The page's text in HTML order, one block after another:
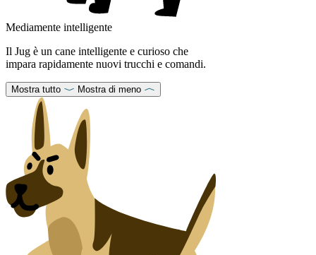
Mediamente intelligente
Il Jug è un cane intelligente e curioso che
impara rapidamente nuovi trucchi e comandi.
Mostra tutto Mostra di meno